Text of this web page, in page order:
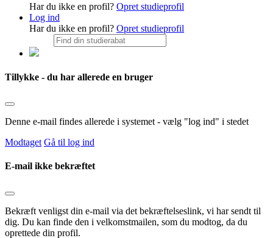
Har du ikke en profil? Opret studieprofil
Log ind
Har du ikke en profil? Opret studieprofil
Tillykke - du har allerede en bruger
Denne e-mail findes allerede i systemet - vælg "log ind" i stedet
Modtaget Gå til log ind
E-mail ikke bekræftet
Bekræft venligst din e-mail via det bekræftelseslink, vi har sendt til
dig. Du kan finde den i velkomstmailen, som du modtog, da du
oprettede din profil.